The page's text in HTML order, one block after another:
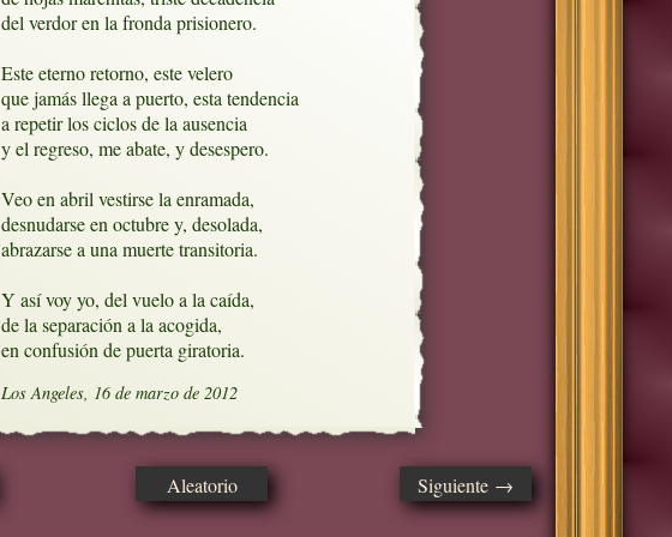
del verdor en la fronda prisionero.
Este eterno retorno, este velero
que jamás llega a puerto, esta tendencia
a repetir los ciclos de la ausencia
y el regreso, me abate, y desespero.
Veo en abril vestirse la enramada,
desnudarse en octubre y, desolada,
abrazarse a una muerte transitoria.
Y así voy yo, del vuelo a la caída,
de la separación a la acogida,
en confusión de puerta giratoria.
Los Angeles, 16 de marzo de 2012
Aleatorio Siguiente →